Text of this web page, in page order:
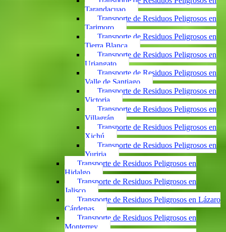
Tarandacuao
Transporte de Residuos Peligrosos en
Tarimoro
Transporte de Residuos Peligrosos en
Tierra Blanca
Transporte de Residuos Peligrosos en
Uriangato
Transporte de Residuos Peligrosos en
Valle de Santiago
Transporte de Residuos Peligrosos en
Victoria
Transporte de Residuos Peligrosos en
Villagrán
Transporte de Residuos Peligrosos en
Xichú
Transporte de Residuos Peligrosos en
Yuriria
Transporte de Residuos Peligrosos en
Hidalgo
Transporte de Residuos Peligrosos en
Jalisco
Transporte de Residuos Peligrosos en Lázaro
Cárdenas
Transporte de Residuos Peligrosos en
Monterrey